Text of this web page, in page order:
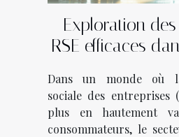
Exploration
RSE efficaces
Dans un monde où
sociale des entreprises
plus en hautement
consommateurs, le